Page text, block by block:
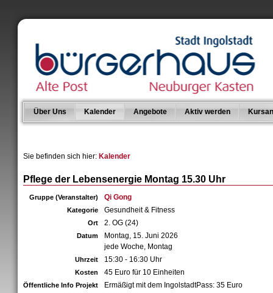
Über Uns Kalender Angebote Aktiv werden
Sie befinden sich hier: Kalender
Pflege der Lebensenergie Montag 15.30 Uhr
Gruppe (Veranstalter) Qi Gong
Kategorie Gesundheit & Fitness
Ort 2. OG (24)
Datum
Montag, 15. Juni 2026
jede Woche, Montag
Uhrzeit 15:30 - 16:30 Uhr
Kosten 45 Euro für 10 Einheiten
Öffentliche Info Projekt Ermäßigt mit dem IngolstadtPass: 35 Euro